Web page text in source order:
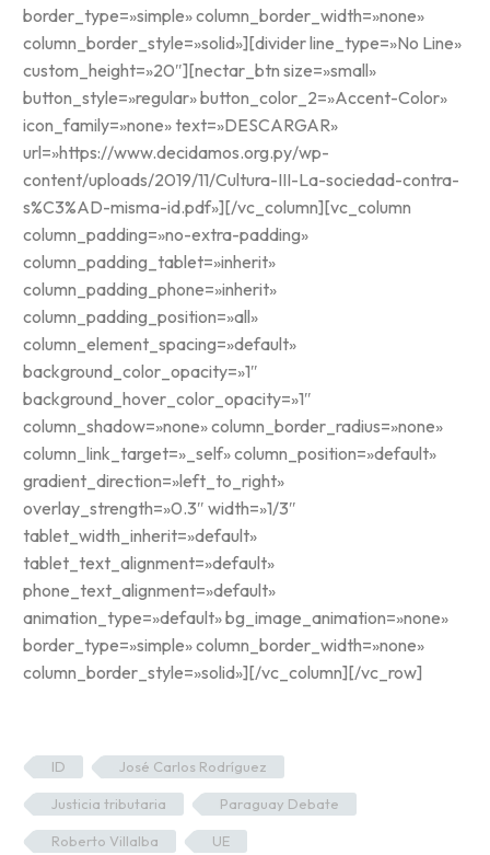
border_type=»simple» column_border_width=»none»
column_border_style=»solid»][divider line_type=»No Line»
custom_height=»20″][nectar_btn size=»small»
button_style=»regular» button_color_2=»Accent-Color»
icon_family=»none» text=»DESCARGAR»
url=»https://www.decidamos.org.py/wp-
content/uploads/2019/11/Cultura-III-La-sociedad-contra-
s%C3%AD-misma-id.pdf»][/vc_column][vc_column
column_padding=»no-extra-padding»
column_padding_tablet=»inherit»
column_padding_phone=»inherit»
column_padding_position=»all»
column_element_spacing=»default»
background_color_opacity=»1″
background_hover_color_opacity=»1″
column_shadow=»none» column_border_radius=»none»
column_link_target=»_self» column_position=»default»
gradient_direction=»left_to_right»
overlay_strength=»0.3″ width=»1/3″
tablet_width_inherit=»default»
tablet_text_alignment=»default»
phone_text_alignment=»default»
animation_type=»default» bg_image_animation=»none»
border_type=»simple» column_border_width=»none»
column_border_style=»solid»][/vc_column][/vc_row]
ID José Carlos Rodríguez
Justicia tributaria Paraguay Debate
Roberto Villalba UE